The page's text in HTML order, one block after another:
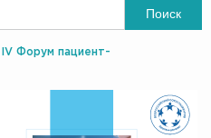
Поиск
IV Форум пациент-